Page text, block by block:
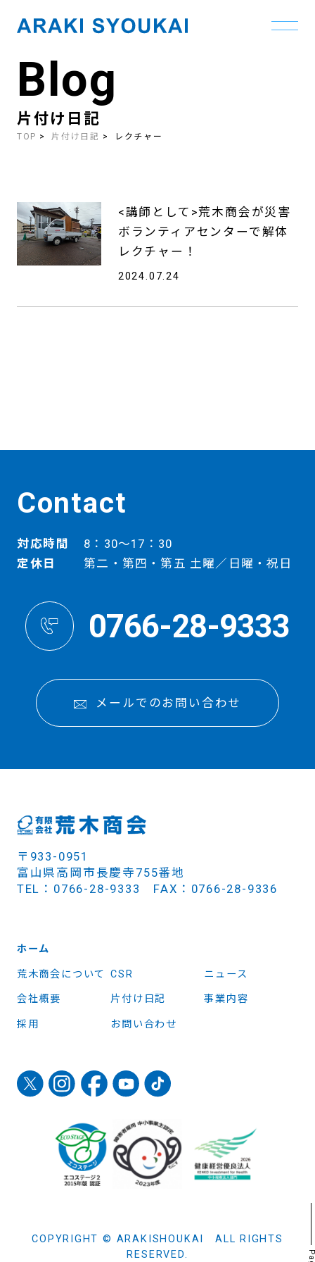
contentBlog
片付け日記
TOP 片付け日記 レクチャー
<講師として>荒木商会が災害
ボランティアセンターで解体
レクチャー！
2024.07.24
Contact
対応時間
8：30～17：30
定休日
第二・第四・第五 土曜／日曜・祝日
0766-28-9333
メールでのお問い合わせ
〒933-0951
富山県高岡市長慶寺755番地
TEL：0766-28-9333 FAX：0766-28-9336
ホーム
荒木商会について CSR ニュース
会社概要 片付け日記 事業内容
採用 お問い合わせ
COPYRIGHT © ARAKISHOUKAI ALL RIGHTS
RESERVED.